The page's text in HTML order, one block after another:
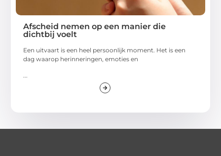
Afscheid nemen op een manier die
dichtbij voelt
Een uitvaart is een heel persoonlijk moment. Het is een
dag waarop herinneringen, emoties en